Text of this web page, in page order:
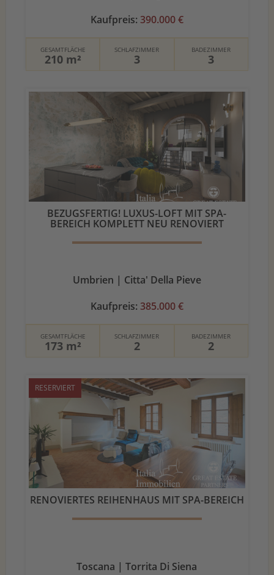
Kaufpreis: 390.000 €
GESAMTFLÄCHE
210 m²
SCHLAFZIMMER
3
BADEZIMMER
3
BEZUGSFERTIG! LUXUS-LOFT MIT SPA-
BEREICH KOMPLETT NEU RENOVIERT
Umbrien | Citta' Della Pieve
Kaufpreis: 385.000 €
GESAMTFLÄCHE
173 m²
SCHLAFZIMMER
2
BADEZIMMER
2
RESERVIERT
RENOVIERTES REIHENHAUS MIT SPA-BEREICH
Toscana | Torrita Di Siena